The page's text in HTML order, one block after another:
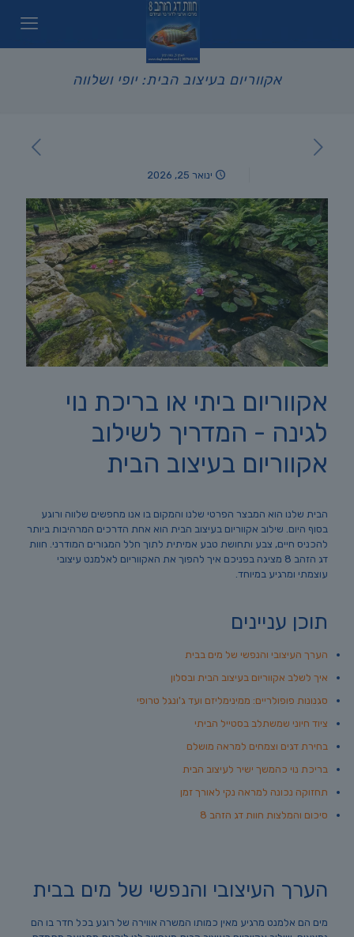
אקווריום בעיצוב הבית: יופי ושלווה
ינואר 25, 2026
אקווריום ביתי או בריכת נוי
לגינה - המדריך לשילוב
אקווריום בעיצוב הבית
הבית שלנו הוא המבצר הפרטי שלנו והמקום בו אנו מחפשים שלווה ורוגע
בסוף היום. שילוב אקווריום בעיצוב הבית הוא אחת הדרכים המרהיבות ביותר
להכניס חיים, צבע ותחושת טבע אמיתית לתוך חלל המגורים המודרני. חוות
דג הזהב 8 מציגה בפניכם איך להפוך את האקווריום לאלמנט עיצובי
עוצמתי ומרגיע במיוחד.
תוכן עניינים
הערך העיצובי והנפשי של מים בבית
איך לשלב אקווריום בעיצוב הבית ובסלון
סגנונות פופולריים: ממינימליזם ועד ג'ונגל טרופי
ציוד חיוני שמשתלב בסטייל הביתי
בחירת דגים וצמחים למראה מושלם
בריכת נוי כהמשך ישיר לעיצוב הבית
תחזוקה נכונה למראה נקי לאורך זמן
סיכום והמלצות חוות דג הזהב 8
הערך העיצובי והנפשי של מים בבית
מים הם אלמנט מרגיע מאין כמותו המשרה אווירה של רוגע בכל חדר בו הם